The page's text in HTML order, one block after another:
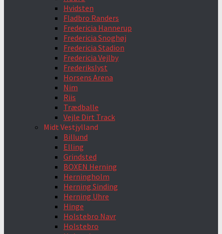
Hvidsten
Fladbro Randers
Fredericia Hannerup
Fredericia Snoghøj
Fredericia Stadion
Fredericia Vejlby
Frederikslyst
Horsens Arena
Nim
Riis
Trædballe
Vejle Dirt Track
Midt Vestjylland
Billund
Elling
Grindsted
BOXEN Herning
Herningholm
Herning Sinding
Herning Uhre
Hinge
Holstebro Navr
Holstebro